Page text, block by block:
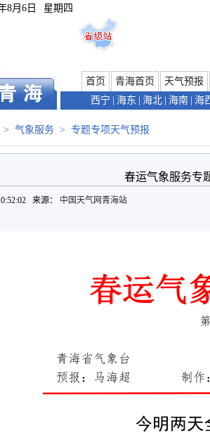
8月6日 星期四
首页 青海首页
天气预报
西宁
海东 海北 海南 海
> 气象服务 > 专题专项天气预报
春运气象服务专
来源： 中国天气网青海站